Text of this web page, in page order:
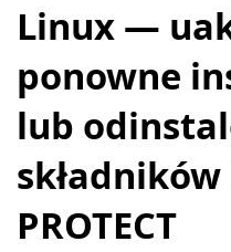
Linux —
ponowne
lub
składników
PROTECT